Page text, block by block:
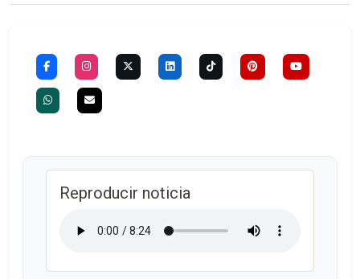
Reproducir noticia